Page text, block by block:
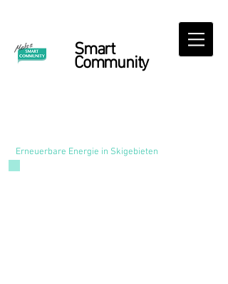
Smart
Community
Erneuerbare Energie in Skigebieten